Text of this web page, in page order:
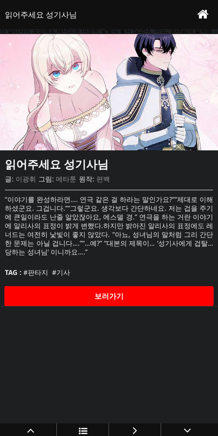
니다.”“그렇군요. 생각보다 간단하네요. 저는 겁을 주기에 큰일이라도 난줄 알았잖아
요, 에스델 경.” 연극을 하는 거란 이야기에 알리사의 표정이 밝게 변했다.하지만 밝아
진 알리사의 표정에도 레너드는 여전히 낯빛이 좋지 않았다. “아뇨, 성녀님의 말처럼
그리 간단한 문제는 아닐 겁니다….”“…예?” “대본의 제목이… ‘성기사에게 겁탈…당하는
성녀님’ 이니까요….”
읽어주세요 성기사님
읽어주세요 성기사님 - 프롤로그
읽어주세요 성기사님
글: 이광휘 그림: 메타툰 원작: 편백
“이야기를 완성하라면…. 연극 같은 걸 하라는 말인가요?”“제대로 이해
하셨군요. 그겁니다.”“그렇군요. 생각보다 간단하네요. 저는 겁을 주기
에 큰일이라도 난줄 알았잖아요, 에스델 경.” 연극을 하는 거란 이야기
에 알리사의 표정이 밝게 변했다.하지만 밝아진 알리사의 표정에도 레
너드는 여전히 낯빛이 좋지 않았다. “아뇨, 성녀님의 말처럼 그리 간단
한 문제는 아닐 겁니다….”“…예?” “대본의 제목이… ‘성기사에게 겁탈…
당하는 성녀님’ 이니까요….”
TAG : #판타지 #기사
보러가기